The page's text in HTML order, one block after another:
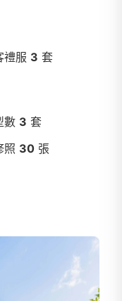
禮服 3 套
數 3 套
照 30 張